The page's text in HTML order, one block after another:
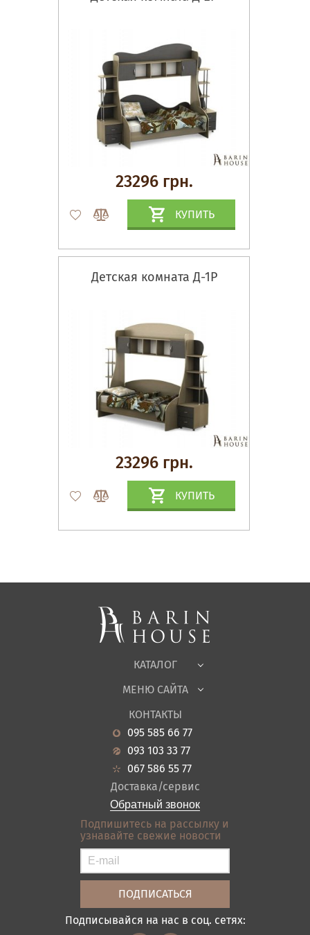
23296 грн.
КУПИТЬ
Детская комната Д-1Р
23296 грн.
КУПИТЬ
КАТАЛОГ
Спальни, Кровати
Корпусная мебель
Офисная мебель
Садовая мебель
Гостиная
Кухня
Прихожие
Ванная
Акции
МЕНЮ САЙТА
О нас
Новости
Гарантия
Кредит
Оплата и доставка
Отзывы
Контакты
Карта сайта
Условия покупки
КОНТАКТЫ
095 585 66 77
093 103 33 77
067 586 55 77
Доставка/сервис
Обратный звонок
Подпишитесь на рассылку и
узнавайте свежие новости
Подписывайся на нас в соц. сетях: